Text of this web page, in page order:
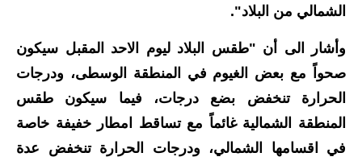
المرحلة المتوسطة
المرحلة الاعدادية
مرشحات
الشمالي من البلاد".
وأشار الى أن "طقس البلاد ليوم الاحد المقبل سيكون
صحواً مع بعض الغيوم في المنطقة الوسطى، ودرجات
الحرارة تنخفض بضع درجات، فيما سيكون طقس
المنطقة الشمالية غائماً مع تساقط امطار خفيفة خاصة
في اقسامها الشمالي، ودرجات الحرارة تنخفض عدة